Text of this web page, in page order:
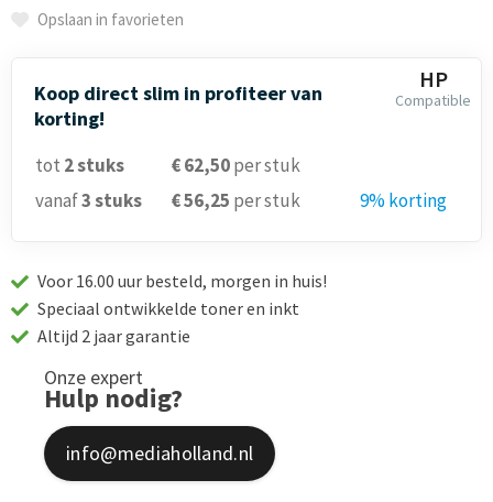
Opslaan in favorieten
HP
Compatible
Koop direct slim in profiteer van
korting!
tot 2stuks € 62,50per stuk
vanaf3stuks € 56,25 per stuk 9% korting
Voor 16.00 uur besteld, morgen in huis!
Speciaal ontwikkelde toner en inkt
Altijd 2 jaar garantie
Onze expert
Hulp nodig?
info@mediaholland.nl